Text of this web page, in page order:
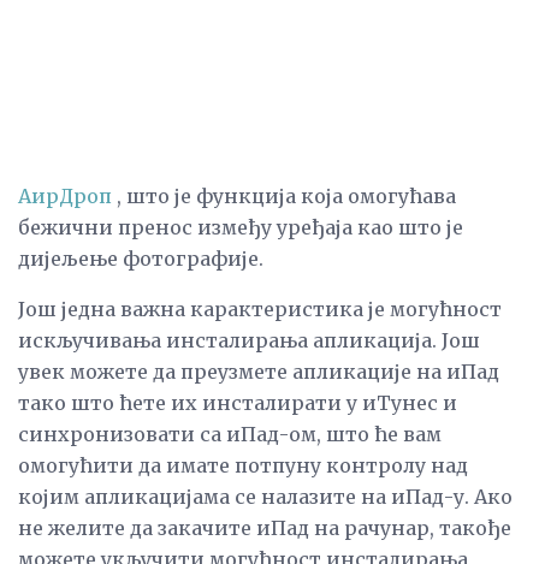
АирДроп , што је функција која омогућава
бежични пренос између уређаја као што је
дијељење фотографије.
Још једна важна карактеристика је могућност
искључивања инсталирања апликација. Још
увек можете да преузмете апликације на иПад
тако што ћете их инсталирати у иТунес и
синхронизовати са иПад-ом, што ће вам
омогућити да имате потпуну контролу над
којим апликацијама се налазите на иПад-у. Ако
не желите да закачите иПад на рачунар, такође
можете укључити могућност инсталирања